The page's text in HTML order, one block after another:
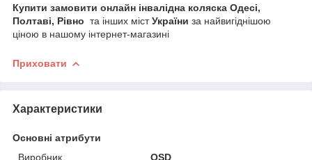
Купити замовити онлайн інвалідна коляска Одесі,
Полтаві, Рівно та інших містУкраїни за найвигіднішою
ціною в нашому інтернет-магазині
Приховати
Характеристики
Основні атрибути
Виробник
ОSD